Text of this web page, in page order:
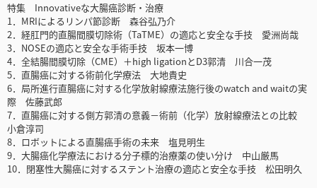
特集 Innovativeな大腸癌診断・治療
1．MRIによるリンパ節診断 森谷弘乃介
2．経肛門的直腸間膜切除術（TaTME）の適応と安全な手技 愛洲尚哉
3．NOSEの適応と安全な手術手技 坂本一博
4．全結腸間膜切除（CME）＋high ligationとD3郭清 川合一茂
5．直腸癌に対する術前化学療法 大地貴史
6．局所進行直腸癌に対する化学放射線療法施行後のwatch and waitの実
際 佐藤武郎
7．直腸癌に対する側方郭清の意義－術前（化学）放射線療法との比較
小倉淳司
8．ロボットによる直腸癌手術の未来 塩見明生
9．大腸癌化学療法における分子標的治療薬の使い分け 中山厳馬
10．閉塞性大腸癌に対するステント治療の適応と安全な手技 松田明久